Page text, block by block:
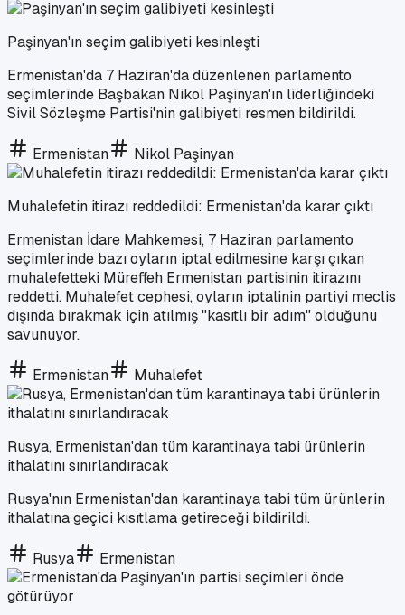
Paşinyan'ın seçim galibiyeti kesinleşti
Ermenistan'da 7 Haziran'da düzenlenen parlamento
seçimlerinde Başbakan Nikol Paşinyan'ın liderliğindeki
Sivil Sözleşme Partisi'nin galibiyeti resmen bildirildi.
Ermenistan Nikol Paşinyan
Muhalefetin itirazı reddedildi: Ermenistan'da karar çıktı
Ermenistan İdare Mahkemesi, 7 Haziran parlamento
seçimlerinde bazı oyların iptal edilmesine karşı çıkan
muhalefetteki Müreffeh Ermenistan partisinin itirazını
reddetti. Muhalefet cephesi, oyların iptalinin partiyi meclis
dışında bırakmak için atılmış "kasıtlı bir adım" olduğunu
savunuyor.
Ermenistan Muhalefet
Rusya, Ermenistan'dan tüm karantinaya tabi ürünlerin
ithalatını sınırlandıracak
Rusya'nın Ermenistan'dan karantinaya tabi tüm ürünlerin
ithalatına geçici kısıtlama getireceği bildirildi.
Rusya Ermenistan